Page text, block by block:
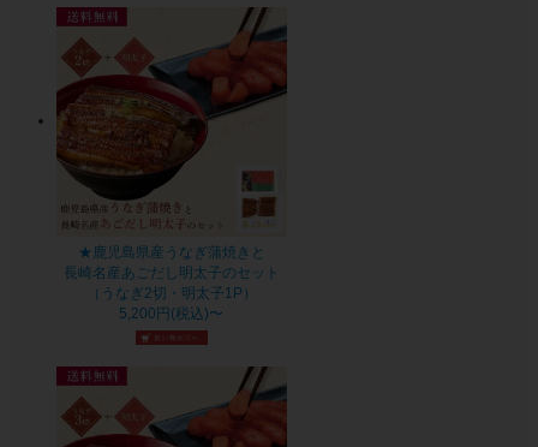
★鹿児島県産うなぎ蒲焼きと
長崎名産あごだし明太子のセット
（うなぎ2切・明太子1P）
5,200円(税込)〜